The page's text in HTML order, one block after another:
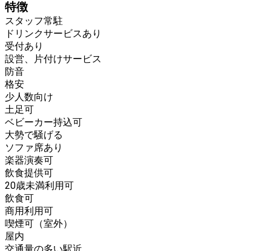
特徴
スタッフ常駐
ドリンクサービスあり
受付あり
設営、片付けサービス
防音
格安
少人数向け
土足可
ベビーカー持込可
大勢で騒げる
ソファ席あり
楽器演奏可
飲食提供可
20歳未満利用可
飲食可
商用利用可
喫煙可（室外）
屋内